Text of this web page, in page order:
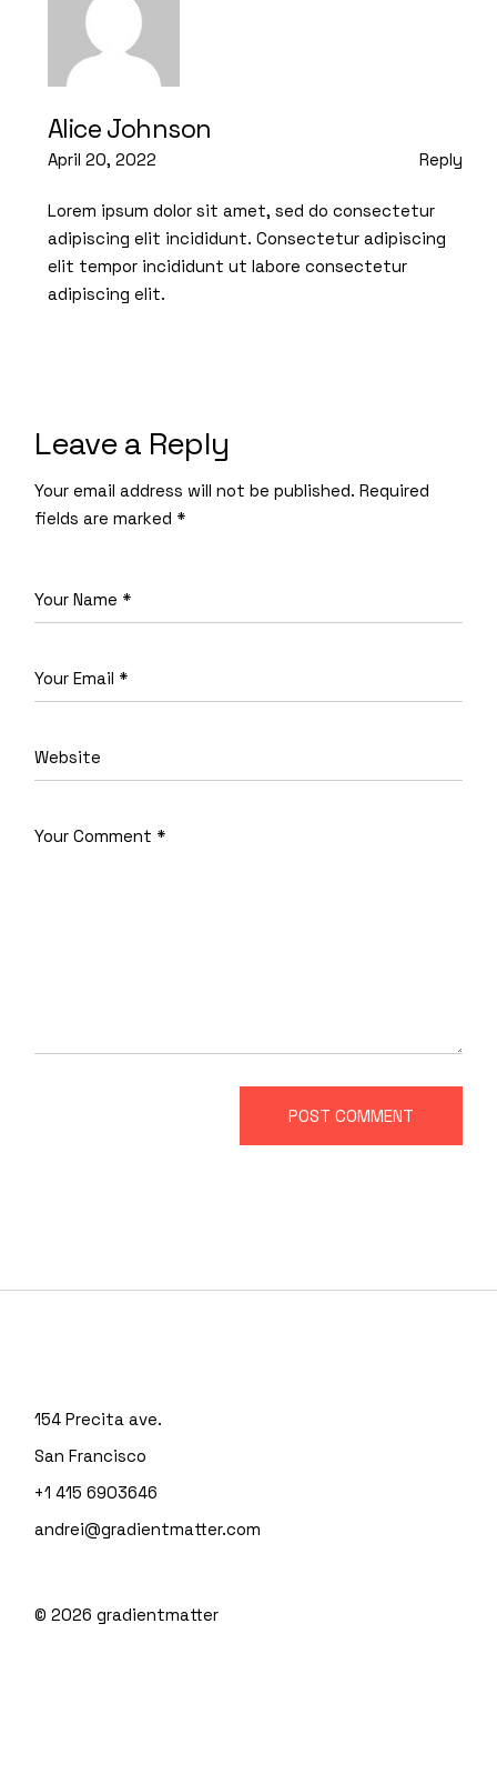
Alice Johnson
April 20, 2022 Reply
Lorem ipsum dolor sit amet, sed do consectetur
adipiscing elit incididunt. Consectetur adipiscing
elit tempor incididunt ut labore consectetur
adipiscing elit.
Leave a Reply
Your email address will not be published. Required
fields are marked *
POST COMMENT
154 Precita ave.
San Francisco
+1 415 6903646
andrei@gradientmatter.com
© 2026gradientmatter